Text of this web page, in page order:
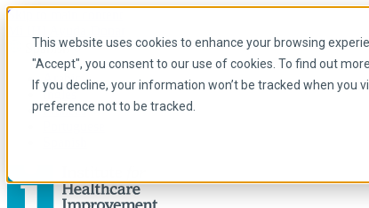
This website uses cookies to enhance your browsing
"Accept", you consent to our use of cookies. To find out
If you decline, your information won’t be tracked when
preference not to be tracked.
Skip to main content
Spanish
Arabic
Inglés
Francés